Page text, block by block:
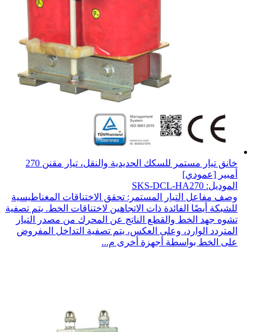
خانق تيار مستمر للسكك الحديدية والنقل، تيار مقنن 270
أمبير [عمودي]
الموديل: SKS-DCL-HA270
وصف مفاعل التيار المستمر: تحقق الاختناقات المغناطيسية
للشبكة أيضًا الفائدة ذات الاتجاهين لاختناقات الخط. يتم تصفية
تشوه جهد الخط والقطع الناتج عن المحرك من مصدر التيار
المتردد الوارد، وعلى العكس، يتم تصفية التداخل المفروض
على الخط بواسطة أجهزة أخرى م...